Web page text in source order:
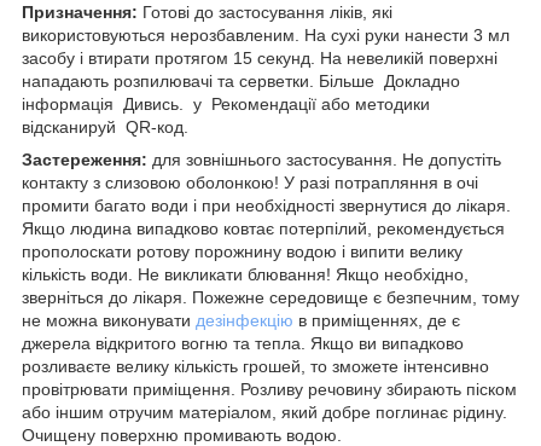
Призначення: Готові до застосування ліків, які
використовуються нерозбавленим. На сухі руки нанести 3 мл
засобу і втирати протягом 15 секунд. На невеликій поверхні
нападають розпилювачі та серветки. Більше Докладно
інформація Дивись. у Рекомендації або методики
відсканируй QR-код.
Застереження: для зовнішнього застосування. Не допустіть
контакту з слизовою оболонкою! У разі потрапляння в очі
промити багато води і при необхідності звернутися до лікаря.
Якщо людина випадково ковтає потерпілий, рекомендується
прополоскати ротову порожнину водою і випити велику
кількість води. Не викликати блювання! Якщо необхідно,
зверніться до лікаря. Пожежне середовище є безпечним, тому
не можна виконувати дезінфекцію в приміщеннях, де є
джерела відкритого вогню та тепла. Якщо ви випадково
розливаєте велику кількість грошей, то зможете інтенсивно
провітрювати приміщення. Розливу речовину збирають піском
або іншим отручим матеріалом, який добре поглинає рідину.
Очищену поверхню промивають водою.